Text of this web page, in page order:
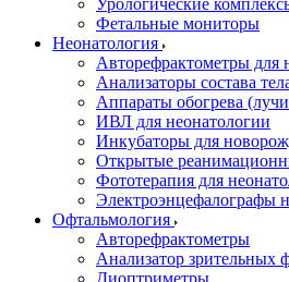
Урологические
Фетальные мониторы
Неонатология
Авторефрактометры для
Анализаторы состава
Аппараты обогрева
ИВЛ для неонатологии
Инкубаторы для
Открытые
Фототерапия для
Электроэнцефалографы
Офтальмология
Авторефрактометры
Анализатор зрительных
Диоптриметры